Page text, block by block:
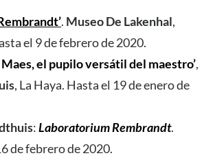
. Museo De Lakenhal,
el 9 de febrero de 2020.
Maes, el pupilo versátil del maestro’,
, La Haya. Hasta el 19 de enero de
:Laboratorium Rembrandt.
de febrero de 2020.